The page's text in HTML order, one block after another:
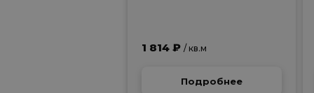
1 814 ₽ / кв.м
Подробнее